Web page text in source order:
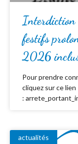
Interdiction
festifs
2026
Pour prendre
cliquez sur ce lien
:
actualités